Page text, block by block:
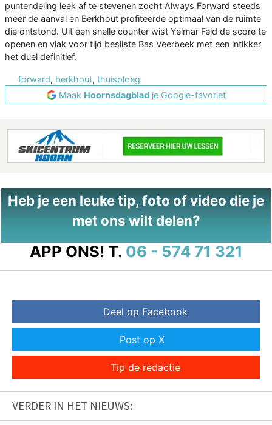
puntendeling leek af te stevenen zocht Always Forward steeds
meer de aanval en Berkhout profiteerde optimaal van de ruimte
die ontstond. Uit een snelle counter wist Yelmar Feld de score te
openen en vlak voor tijd besliste Bas Veerbeek met een intikker
het duel definitief.
forward, berkhout, thuisploeg
Maak Hoornsdagbladje Google-favoriet
Heb je een leuke tip, foto of video die je
met ons wilt delen?
APP ONS! T. 06 - 574 71 321
Deel op Facebook
Post op X
Tip de redactie
VERDER IN HET NIEUWS: